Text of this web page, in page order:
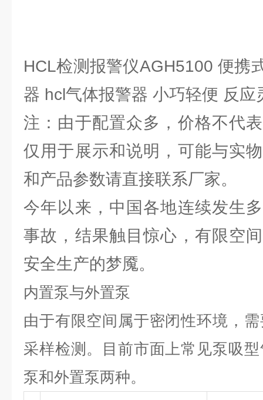
HCL检测报警仪AGH5100 便携
器 hcl气体报警器 小巧轻便 反
注：由于配置众多，价格不代
仅用于展示和说明，可能与实
和产品参数请直接联系厂家。
今年以来，中国各地连续发生
事故，结果触目惊心，有限空
安全生产的梦魇。
内置泵与外置泵
由于有限空间属于密闭性环境，
采样检测。目前市面上常见泵吸
泵和外置泵两种。